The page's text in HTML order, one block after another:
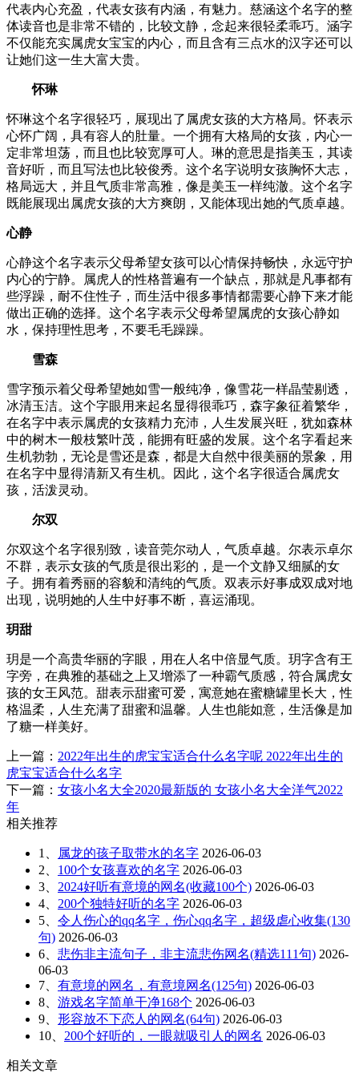
代表内心充盈，代表女孩有内涵，有魅力。慈涵这个名字的整
体读音也是非常不错的，比较文静，念起来很轻柔乖巧。涵字
不仅能充实属虎女宝宝的内心，而且含有三点水的汉字还可以
让她们这一生大富大贵。
怀琳
怀琳这个名字很轻巧，展现出了属虎女孩的大方格局。怀表示
心怀广阔，具有容人的肚量。一个拥有大格局的女孩，内心一
定非常坦荡，而且也比较宽厚可人。琳的意思是指美玉，其读
音好听，而且写法也比较俊秀。这个名字说明女孩胸怀大志，
格局远大，并且气质非常高雅，像是美玉一样纯澈。这个名字
既能展现出属虎女孩的大方爽朗，又能体现出她的气质卓越。
心静
心静这个名字表示父母希望女孩可以心情保持畅快，永远守护
内心的宁静。属虎人的性格普遍有一个缺点，那就是凡事都有
些浮躁，耐不住性子，而生活中很多事情都需要心静下来才能
做出正确的选择。这个名字表示父母希望属虎的女孩心静如
水，保持理性思考，不要毛毛躁躁。
雪森
雪字预示着父母希望她如雪一般纯净，像雪花一样晶莹剔透，
冰清玉洁。这个字眼用来起名显得很乖巧，森字象征着繁华，
在名字中表示属虎的女孩精力充沛，人生发展兴旺，犹如森林
中的树木一般枝繁叶茂，能拥有旺盛的发展。这个名字看起来
生机勃勃，无论是雪还是森，都是大自然中很美丽的景象，用
在名字中显得清新又有生机。因此，这个名字很适合属虎女
孩，活泼灵动。
尔双
尔双这个名字很别致，读音莞尔动人，气质卓越。尔表示卓尔
不群，表示女孩的气质是很出彩的，是一个文静又细腻的女
子。拥有着秀丽的容貌和清纯的气质。双表示好事成双成对地
出现，说明她的人生中好事不断，喜运涌现。
玥甜
玥是一个高贵华丽的字眼，用在人名中倍显气质。玥字含有王
字旁，在典雅的基础之上又增添了一种霸气质感，符合属虎女
孩的女王风范。甜表示甜蜜可爱，寓意她在蜜糖罐里长大，性
格温柔，人生充满了甜蜜和温馨。人生也能如意，生活像是加
了糖一样美好。
上一篇： 2022年出生的虎宝宝适合什么名字呢 2022年出生的
虎宝宝适合什么名字
下一篇： 女孩小名大全2020最新版的 女孩小名大全洋气2022
年
相关推荐
1、 属龙的孩子取带水的名字 2026-06-03
2、 100个女孩喜欢的名字 2026-06-03
3、 2024好听有意境的网名(收藏100个) 2026-06-03
4、 200个独特好听的名字 2026-06-03
5、 令人伤心的qq名字，伤心qq名字，超级虐心收集(130
句) 2026-06-03
6、 悲伤非主流句子，非主流悲伤网名(精选111句) 2026-
06-03
7、 有意境的网名，有意境网名(125句) 2026-06-03
8、 游戏名字简单干净168个 2026-06-03
9、 形容放不下恋人的网名(64句) 2026-06-03
10、 200个好听的，一眼就吸引人的网名 2026-06-03
相关文章